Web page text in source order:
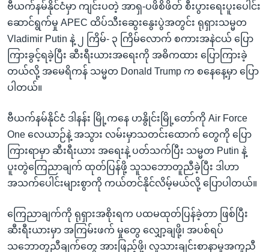
ရန်
ရှာဖွေ
ရန်
နေရာ
သို့
ကျော်
ဘာသာစကားများ
ဗီယက်နမ်နိုင်ငံမှာ ကျင်းပတဲ့ အာရှ-ပဖိစိဖိတ် စီးပွားရေးပူးပေါင်း
ဆောင်ရွက်မှု APEC ထိပ်သီးဆွေးနွေးပွဲအတွင်း ရုရှားသမ္မတ
Vladimir Putin နဲ့ ၂ ကြိမ်- ၃ ကြိမ်လောက် စကားအနဲငယ် ပြော
ကြားခွင့်ရခဲ့ပြီး ဆီးရီးယားအရေးကို အဓိကထား ပြောကြားခဲ့
တယ်လို့ အမေရိကန် သမ္မတ Donald Trump က စနေနေ့မှာ ပြော
ပါတယ်။
ဗီယက်နမ်နိုင်ငံ ဒါနန်း မြို့ကနေ ဟနွိုင်းမြို့တော်ကို Air Force
One လေယာဉ်နဲ့ အသွား လမ်းမှာသတင်းထောက် တွေကို ပြော
ကြားရာမှာ ဆီးရီးယား အရေးနဲ့ ပတ်သက်ပြီး သမ္မတ Putin နဲ့
ပူးတွဲကြေညာချက် ထုတ်ပြန်ဖို့ သူသဘောတူညီခဲ့ပြီး ဒါဟာ
အသက်ပေါင်းများစွာကို ကယ်တင်နိုင်လိမ့်မယ်လို့ ပြောပါတယ်။
ကြေညာချက်ကို ရုရှားအစိုးရက ပထမထုတ်ပြန်ခဲ့တာ ဖြစ်ပြီး
ဆီးရီးယားမှာ အကြမ်းဖက် မှုတွေ လျှော့ချဖို့၊ အပစ်ရပ်
သဘောတူညီချက်တွေ အားဖြည့်ဖို့၊ လူသားချင်းစာနာမှုအကူညီ